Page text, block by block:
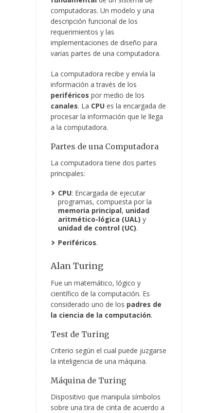
computadoras. Un modelo y una
descripción funcional de los
requerimientos y las
implementaciones de diseño para
varias partes de una computadora.
La computadora recibe y envía la
información a través de los
periféricos por medio de los
canales. La CPU es la encargada de
procesar la información que le llega
a la computadora.
Partes de una Computadora
La computadora tiene dos partes
principales:
CPU: Encargada de ejecutar
programas, compuesta por la
memoria principal, unidad
aritmético-lógica (UAL) y
unidad de control (UC).
Periféricos.
Alan Turing
Fue un matemático, lógico y
científico de la computación. Es
considerado uno de los padres de
la ciencia de la computación.
Test de Turing
Criterio según el cual puede juzgarse
la inteligencia de una máquina.
Máquina de Turing
Dispositivo que manipula símbolos
sobre una tira de cinta de acuerdo a